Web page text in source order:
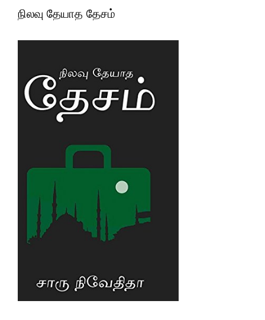
நிலவு தேயாத தேசம்